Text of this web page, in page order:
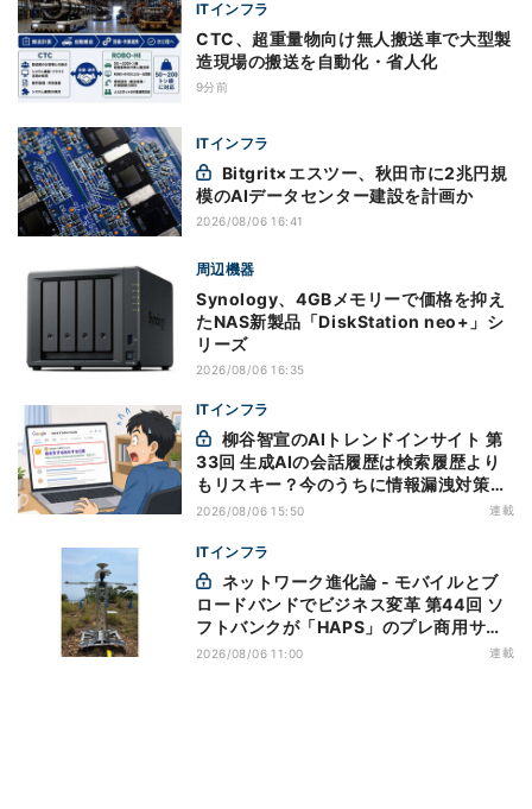
ITインフラ
CTC、超重量物向け無人搬送車で大型製
造現場の搬送を自動化・省人化
9分前
ITインフラ
模のAIデータセンター建設を計画か
2026/08/06 16:41
周辺機器
Synology、4GBメモリーで価格を抑え
たNAS新製品「DiskStation neo+」シ
リーズ
2026/08/06 16:35
ITインフラ
33回 生成AIの会話履歴は検索履歴より
もリスキー？今のうちに情報漏洩対策を
万全にしておこう
2026/08/06 15:50 連載
ITインフラ
ロードバンドでビジネス変革 第44回 ソ
フトバンクが「HAPS」のプレ商用サー
ビス開始を表明、本格的な商用展開のめ
2026/08/06 11:00 連載